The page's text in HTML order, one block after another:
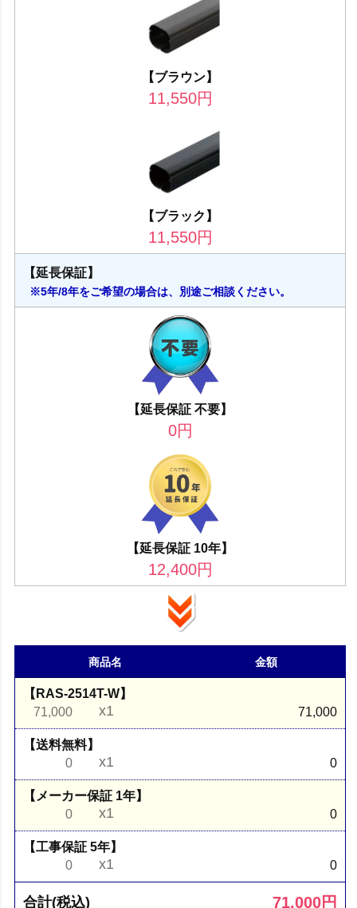
【ブラウン】
11,550円
【ブラック】
11,550円
【延長保証】
※5年/8年をご希望の場合は、別途ご相談ください。
【延長保証 不要】
0円
【延長保証 10年】
12,400円
商品名 金額
【RAS-2514T-W】
71,000
x1 71,000
【送料無料】
0
x1 0
【メーカー保証 1年】
0
x1 0
【工事保証 5年】
0
x1 0
合計(税込) 71,000円